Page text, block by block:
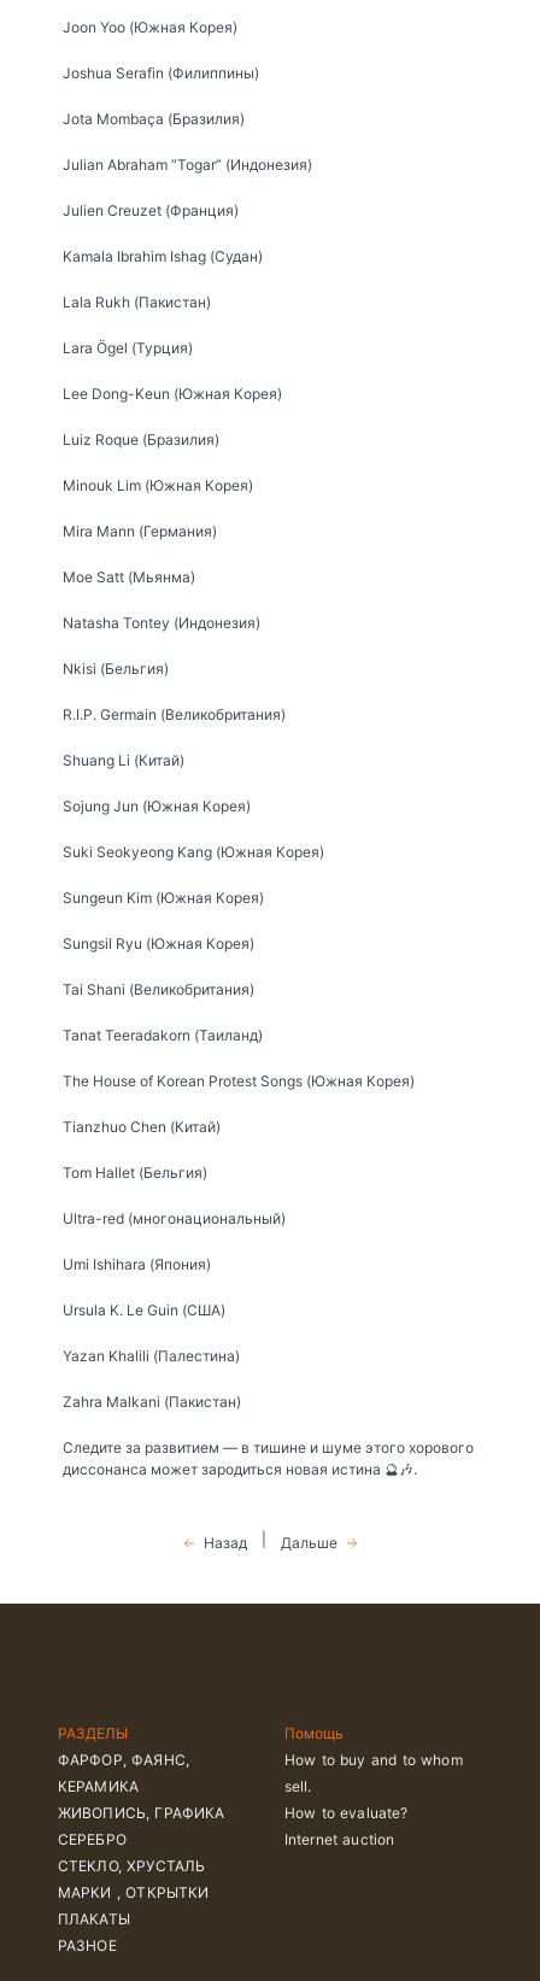
Joon Yoo (Южная Корея)
Joshua Serafin (Филиппины)
Jota Mombaça (Бразилия)
Julian Abraham “Togar” (Индонезия)
Julien Creuzet (Франция)
Kamala Ibrahim Ishag (Судан)
Lala Rukh (Пакистан)
Lara Ögel (Турция)
Lee Dong-Keun (Южная Корея)
Luiz Roque (Бразилия)
Minouk Lim (Южная Корея)
Mira Mann (Германия)
Moe Satt (Мьянма)
Natasha Tontey (Индонезия)
Nkisi (Бельгия)
R.I.P. Germain (Великобритания)
Shuang Li (Китай)
Sojung Jun (Южная Корея)
Suki Seokyeong Kang (Южная Корея)
Sungeun Kim (Южная Корея)
Sungsil Ryu (Южная Корея)
Tai Shani (Великобритания)
Tanat Teeradakorn (Таиланд)
The House of Korean Protest Songs (Южная Корея)
Tianzhuo Chen (Китай)
Tom Hallet (Бельгия)
Ultra-red (многонациональный)
Umi Ishihara (Япония)
Ursula K. Le Guin (США)
Yazan Khalili (Палестина)
Zahra Malkani (Пакистан)
Следите за развитием — в тишине и шуме этого хорового
диссонанса может зародиться новая истина 🔮🎶.
Назад Дальше
РАЗДЕЛЫ
ФАРФОР, ФАЯНС,
КЕРАМИКА
ЖИВОПИСЬ, ГРАФИКА
СЕРЕБРО
СТЕКЛО, ХРУСТАЛЬ
МАРКИ , ОТКРЫТКИ
ПЛАКАТЫ
РАЗНОЕ
Помощь
How to buy and to whom
sell.
How to evaluate?
Internet auction